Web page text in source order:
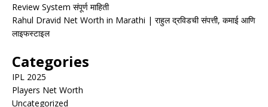
Review System संपूर्ण माहिती
Rahul Dravid Net Worth in Marathi | राहुल द्रविडची संपत्ती, कमाई आणि
लाइफस्टाइल
Categories
IPL 2025
Players Net Worth
Uncategorized